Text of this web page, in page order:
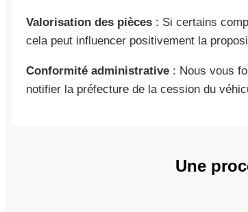
Valorisation des pièces : Si certains
cela peut influencer positivement la
Conformité administrative : Nous vous
notifier la préfecture de la cession du
Une